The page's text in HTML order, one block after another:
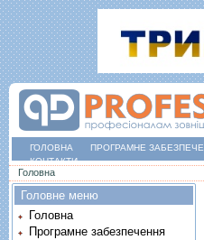
ГОЛОВНА ПРОГРАМНЕ
КОНТАКТИ
Ви є тут
Головна
Головне меню
Головна
Програмне забезпечення